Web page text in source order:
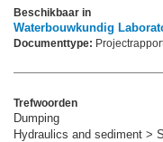
Beschikbaar in
Waterbouwkundig
Documenttype:
Trefwoorden
Dumping
Hydraulics and sediment >